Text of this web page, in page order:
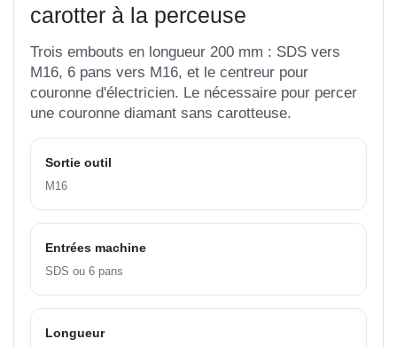
carotter à la perceuse
Trois embouts en longueur 200 mm : SDS vers
M16, 6 pans vers M16, et le centreur pour
couronne d'électricien. Le nécessaire pour percer
une couronne diamant sans carotteuse.
Sortie outil
M16
Entrées machine
SDS ou 6 pans
Longueur